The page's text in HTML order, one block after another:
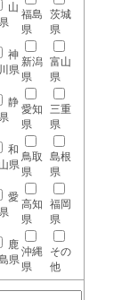
山
福島
県
茨城
県
神
県
新潟
県
富山
県
静
愛知
県
三重
県
和
県
鳥取
県
島根
県
愛
高知
県
福岡
県
鹿
県
沖縄
県
その
他